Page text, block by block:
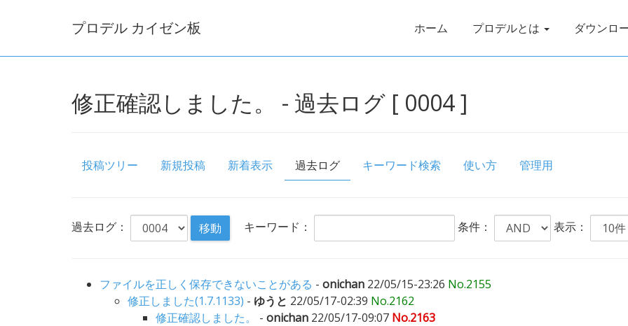
プロデル カイゼン板 ホーム プロデルとは ダウンロ
修正確認しました。 - 過去ログ [ 0004 ]
投稿ツリー 新規投稿 新着表示 過去ログ キーワード検索 使い方 管理用
過去ログ： キーワード： 条件： 表示：
ファイルを正しく保存できないことがある - onichan 22/05/15-23:26 No.2155
修正しました(1.7.1133) - ゆうと 22/05/17-02:39 No.2162
修正確認しました。
- onichan 22/05/17-09:07 No.2163